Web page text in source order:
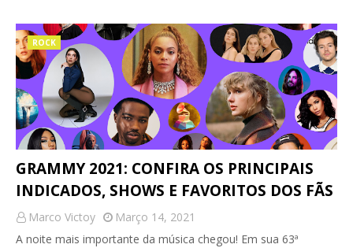
ROCK
GRAMMY 2021: CONFIRA OS PRINCIPAIS
INDICADOS, SHOWS E FAVORITOS DOS FÃS
Marco Victoy
Março 14, 2021
A noite mais importante da música chegou! Em sua 63ª